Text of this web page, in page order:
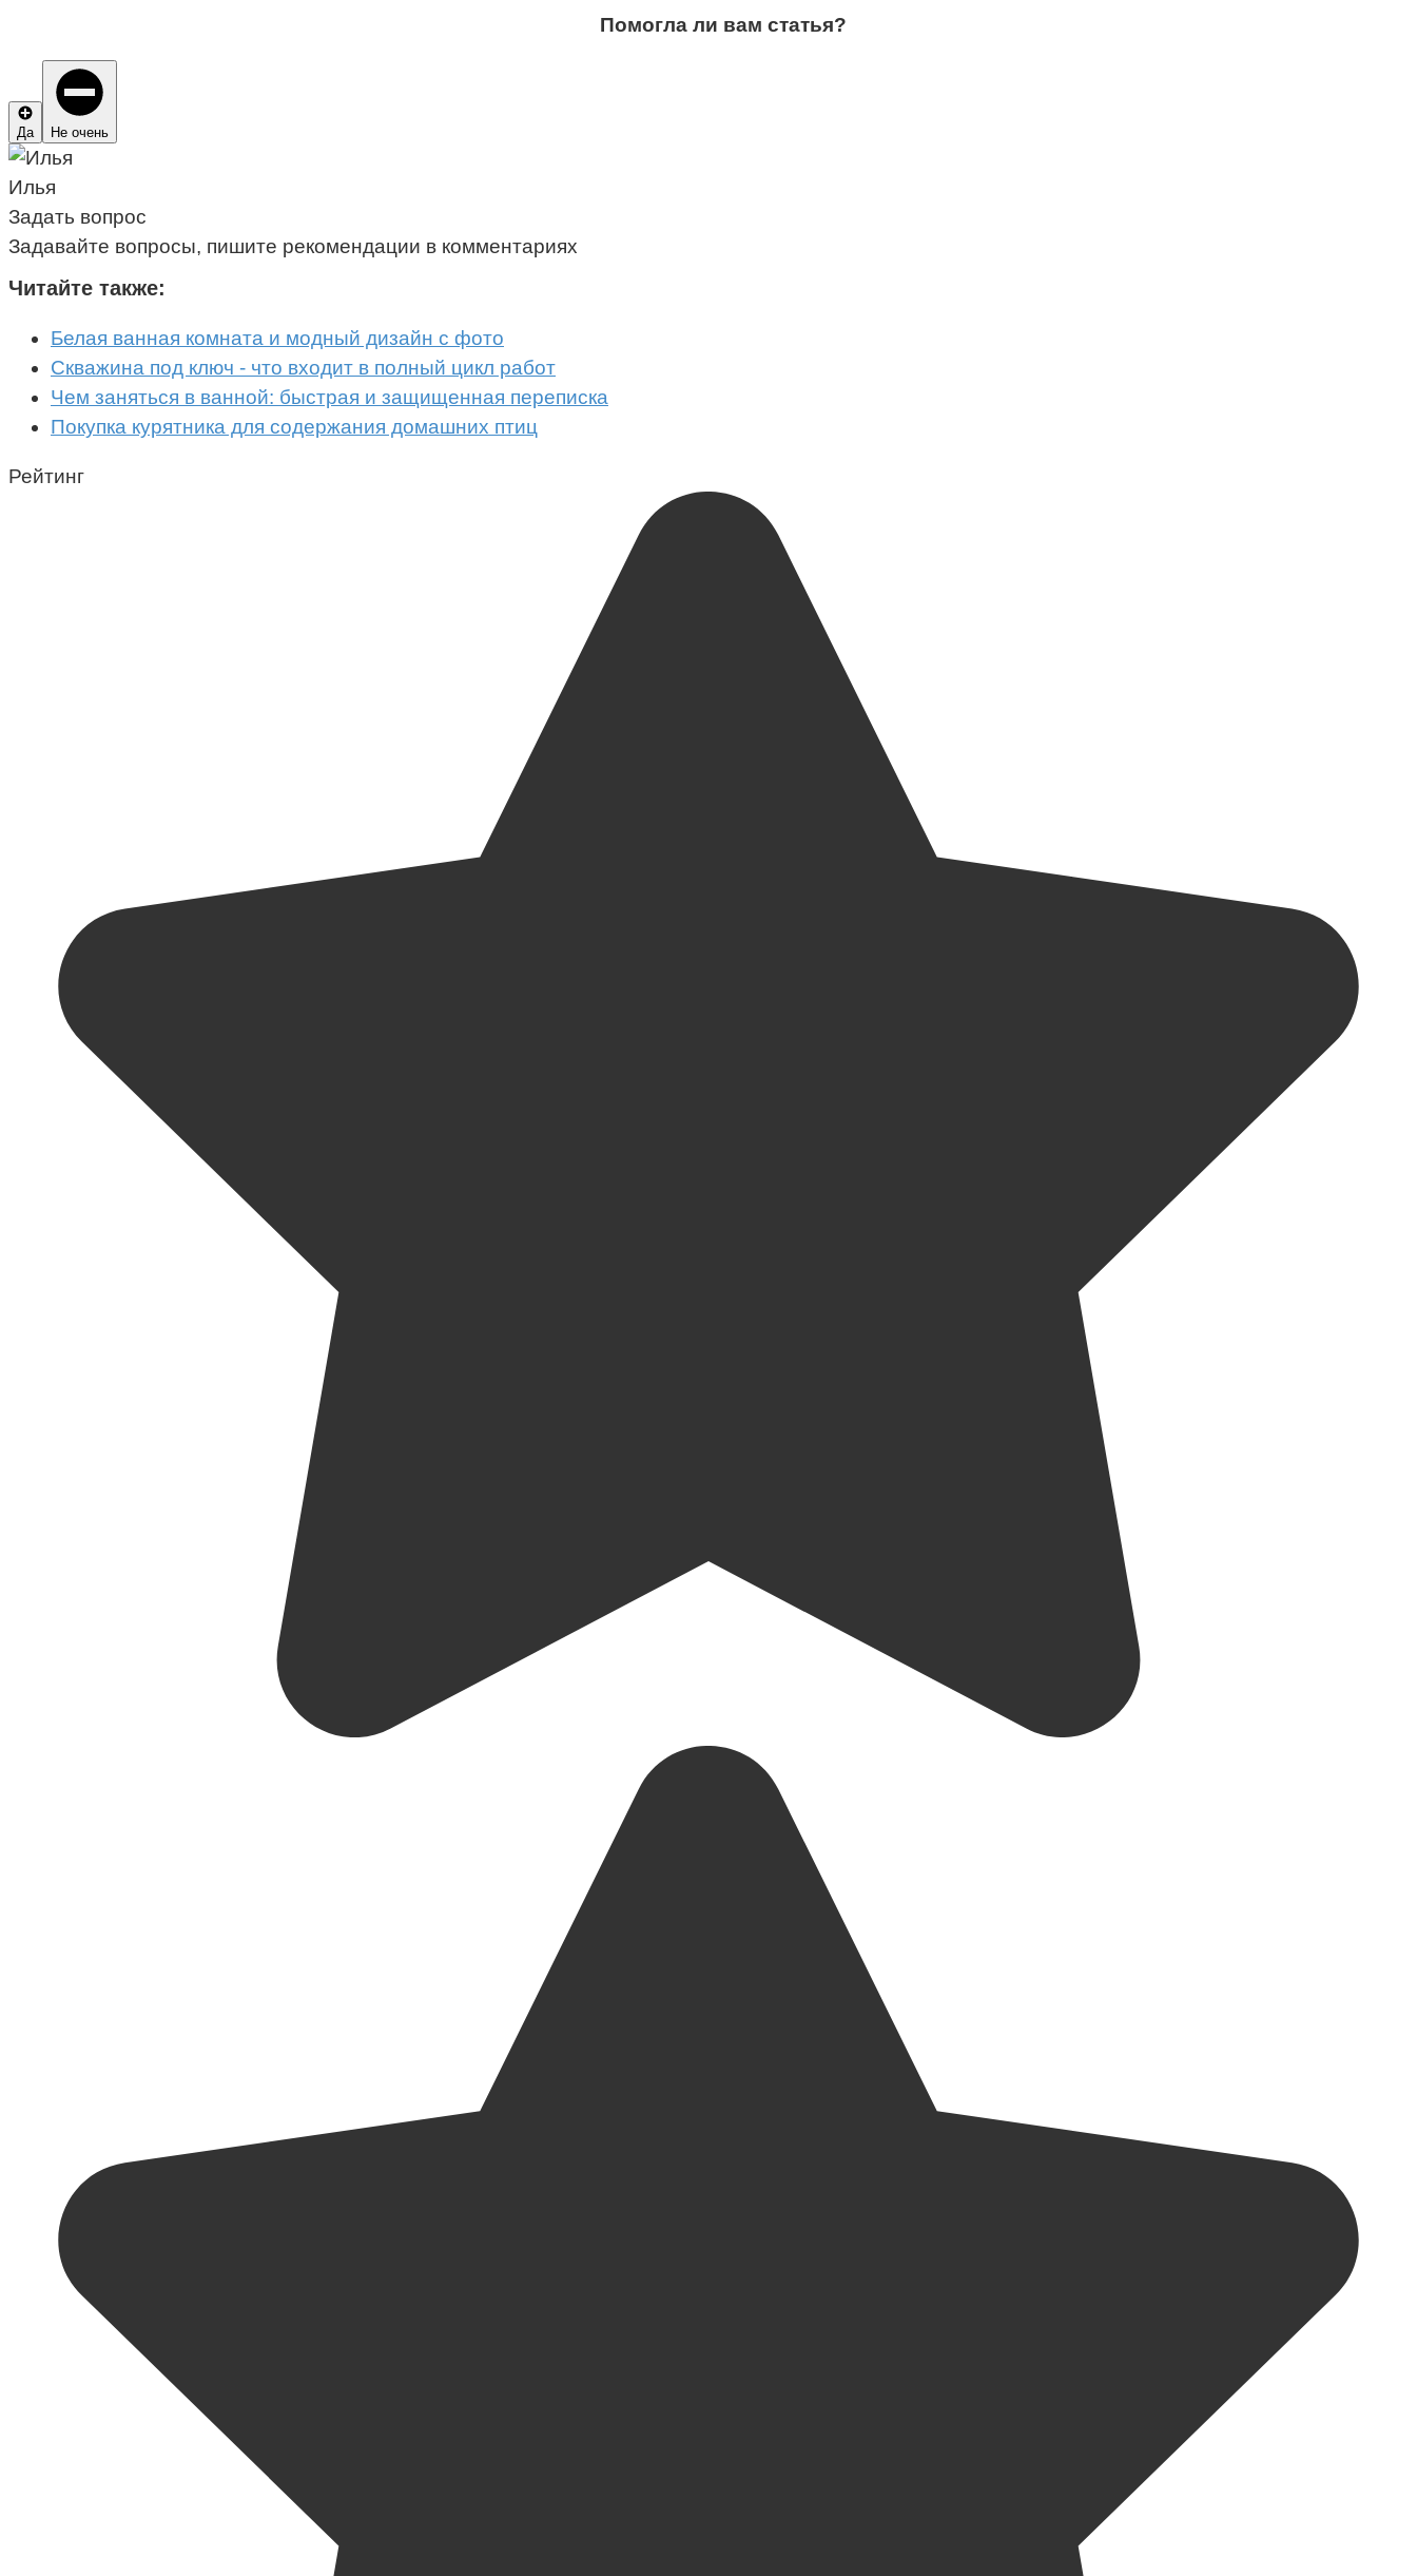
Помогла ли вам статья?
Да Не очень
Илья
Задать вопрос
Задавайте вопросы, пишите рекомендации в комментариях
Читайте также:
Белая ванная комната и модный дизайн с фото
Скважина под ключ - что входит в полный цикл работ
Чем заняться в ванной: быстрая и защищенная переписка
Покупка курятника для содержания домашних птиц
Рейтинг